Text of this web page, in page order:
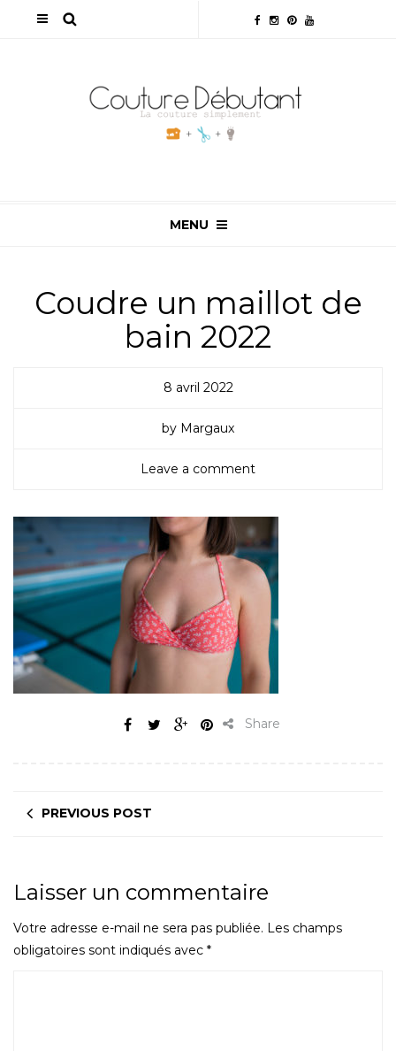
MENU
Coudre un maillot de
bain 2022
8 avril 2022
by Margaux
Leave a comment
Share
PREVIOUS POST
Laisser un commentaire
Votre adresse e-mail ne sera pas publiée. Les champs
obligatoires sont indiqués avec *